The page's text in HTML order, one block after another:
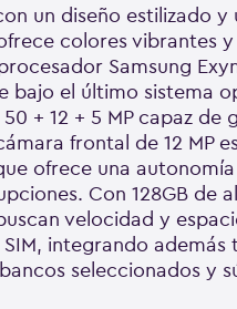
un diseño estilizado
colores
Samsung
el último sistema
12 + 5 MP capaz de
frontal de 12 MP
ofrece una
Con 128GB
velocidad y
integrando además
seleccionados y